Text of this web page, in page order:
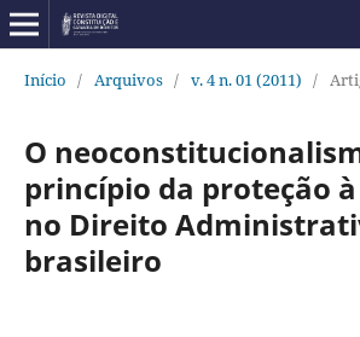
Início / Arquivos / v. 4 n. 01 (2011) /
O
princípio da proteção
no Direito
brasileiro